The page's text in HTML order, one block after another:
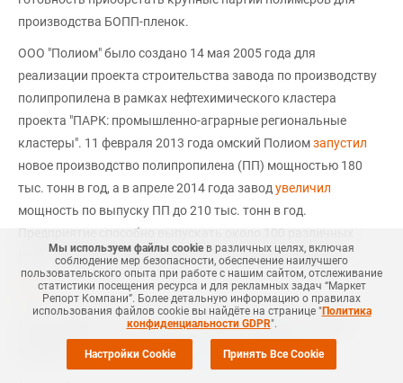
производства БОПП-пленок.
ООО "Полиом" было создано 14 мая 2005 года для
реализации проекта строительства завода по производству
полипропилена в рамках нефтехимического кластера
проекта "ПАРК: промышленно-аграрные региональные
кластеры". 11 февраля 2013 года омский Полиомзапустил
новое производство полипропилена (ПП) мощностью 180
тыс. тонн в год, а в апреле 2014 года завод увеличил
мощность по выпуску ПП до 210 тыс. тонн в год.
Предприятие способно выпускать около 100 различных
марок полипропилена (гомо-, стат-, блоксополимеры).
MRC
ПП-ГОМО #ПП-БЛОК #ПП-РАНДОМ
Еще7 +Добавить все теги в фильтр
Мы используем файлы cookie в различных целях, включая
соблюдение мер безопасности, обеспечение наилучшего
пользовательского опыта при работе с нашим сайтом, отслеживание
статистики посещения ресурса и для рекламных задач “Маркет
Репорт Компани”. Более детальную информацию о правилах
использования файлов cookie вы найдёте на странице "Политика
конфиденциальности GDPR".
Настройки Cookie Принять Все Cookie